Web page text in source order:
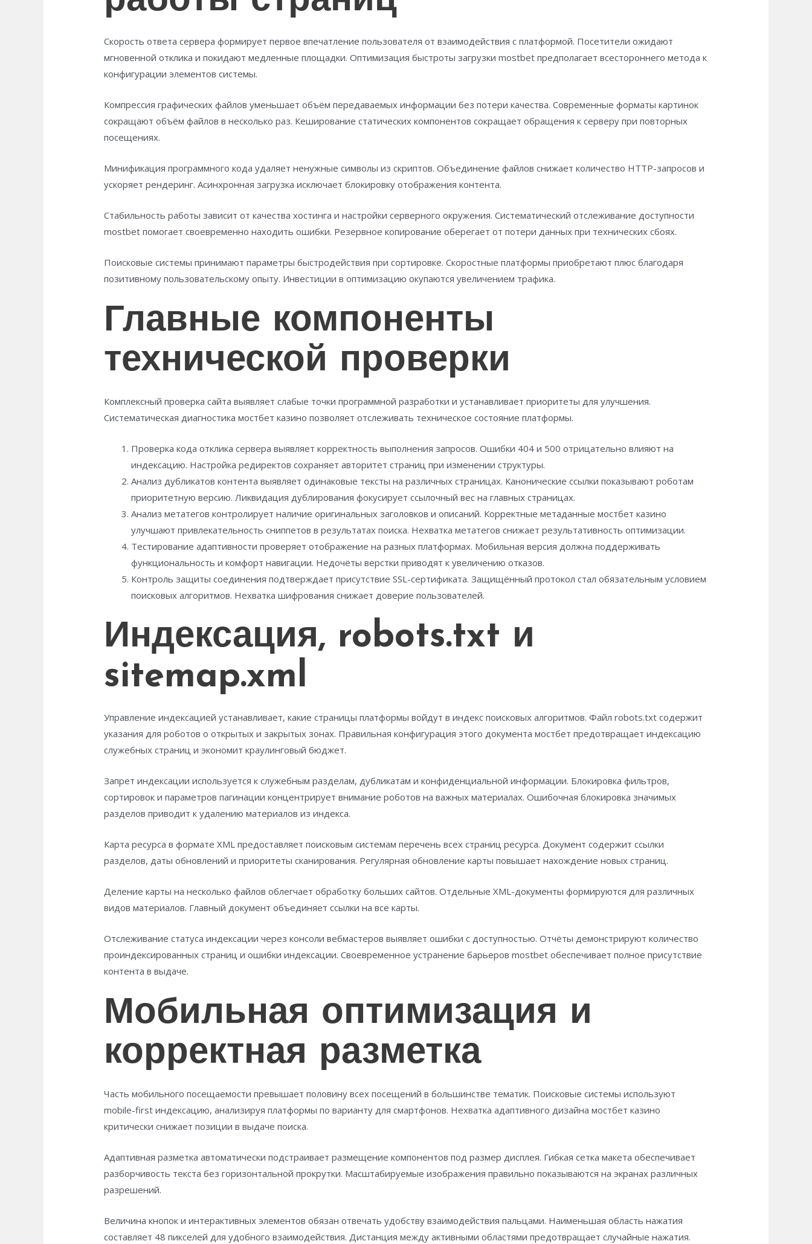
Скорость ответа сервера формирует первое впечатление пользователя от взаимодействия с платформой. Посетители ожидают
мгновенной отклика и покидают медленные площадки. Оптимизация быстроты загрузки mostbet предполагает всестороннего метода к
конфигурации элементов системы.
Компрессия графических файлов уменьшает объём передаваемых информации без потери качества. Современные форматы картинок
сокращают объём файлов в несколько раз. Кеширование статических компонентов сокращает обращения к серверу при повторных
посещениях.
Минификация программного кода удаляет ненужные символы из скриптов. Объединение файлов снижает количество HTTP-запросов и
ускоряет рендеринг. Асинхронная загрузка исключает блокировку отображения контента.
Стабильность работы зависит от качества хостинга и настройки серверного окружения. Систематический отслеживание доступности
mostbet помогает своевременно находить ошибки. Резервное копирование оберегает от потери данных при технических сбоях.
Поисковые системы принимают параметры быстродействия при сортировке. Скоростные платформы приобретают плюс благодаря
позитивному пользовательскому опыту. Инвестиции в оптимизацию окупаются увеличением трафика.
Главные компоненты
технической проверки
Комплексный проверка сайта выявляет слабые точки программной разработки и устанавливает приоритеты для улучшения.
Систематическая диагностика мостбет казино позволяет отслеживать техническое состояние платформы.
Проверка кода отклика сервера выявляет корректность выполнения запросов. Ошибки 404 и 500 отрицательно влияют на
индексацию. Настройка редиректов сохраняет авторитет страниц при изменении структуры.
Анализ дубликатов контента выявляет одинаковые тексты на различных страницах. Канонические ссылки показывают роботам
приоритетную версию. Ликвидация дублирования фокусирует ссылочный вес на главных страницах.
Анализ метатегов контролирует наличие оригинальных заголовков и описаний. Корректные метаданные мостбет казино
улучшают привлекательность сниппетов в результатах поиска. Нехватка метатегов снижает результативность оптимизации.
Тестирование адаптивности проверяет отображение на разных платформах. Мобильная версия должна поддерживать
функциональность и комфорт навигации. Недочёты верстки приводят к увеличению отказов.
Контроль защиты соединения подтверждает присутствие SSL-сертификата. Защищённый протокол стал обязательным условием
поисковых алгоритмов. Нехватка шифрования снижает доверие пользователей.
Индексация, robots.txt и
sitemap.xml
Управление индексацией устанавливает, какие страницы платформы войдут в индекс поисковых алгоритмов. Файл robots.txt содержит
указания для роботов о открытых и закрытых зонах. Правильная конфигурация этого документа мостбет предотвращает индексацию
служебных страниц и экономит краулинговый бюджет.
Запрет индексации используется к служебным разделам, дубликатам и конфиденциальной информации. Блокировка фильтров,
сортировок и параметров пагинации концентрирует внимание роботов на важных материалах. Ошибочная блокировка значимых
разделов приводит к удалению материалов из индекса.
Карта ресурса в формате XML предоставляет поисковым системам перечень всех страниц ресурса. Документ содержит ссылки
разделов, даты обновлений и приоритеты сканирования. Регулярная обновление карты повышает нахождение новых страниц.
Деление карты на несколько файлов облегчает обработку больших сайтов. Отдельные XML-документы формируются для различных
видов материалов. Главный документ объединяет ссылки на все карты.
Отслеживание статуса индексации через консоли вебмастеров выявляет ошибки с доступностью. Отчёты демонстрируют количество
проиндексированных страниц и ошибки индексации. Своевременное устранение барьеров mostbet обеспечивает полное присутствие
контента в выдаче.
Мобильная оптимизация и
корректная разметка
Часть мобильного посещаемости превышает половину всех посещений в большинстве тематик. Поисковые системы используют
mobile-first индексацию, анализируя платформы по варианту для смартфонов. Нехватка адаптивного дизайна мостбет казино
критически снижает позиции в выдаче поиска.
Адаптивная разметка автоматически подстраивает размещение компонентов под размер дисплея. Гибкая сетка макета обеспечивает
разборчивость текста без горизонтальной прокрутки. Масштабируемые изображения правильно показываются на экранах различных
разрешений.
Величина кнопок и интерактивных элементов обязан отвечать удобству взаимодействия пальцами. Наименьшая область нажатия
составляет 48 пикселей для удобного взаимодействия. Дистанция между активными областями предотвращает случайные нажатия.